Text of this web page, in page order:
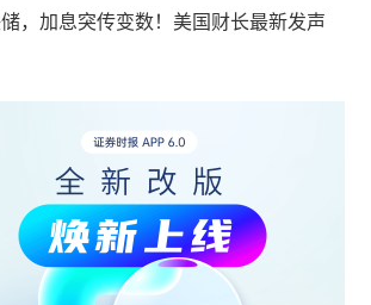
，加息突传变数！美国财长最新发声